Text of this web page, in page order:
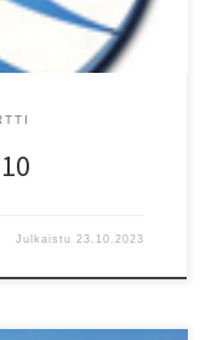
Julkaistu23.10.2023